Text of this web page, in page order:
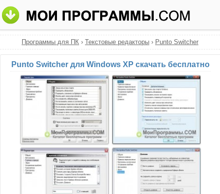
Программы для ПК › Текстовые редакторы › Punto Switcher
Punto Switcher для Windows XP скачать бесплатно